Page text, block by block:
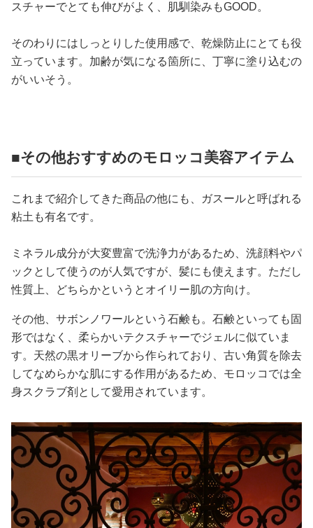
スチャーでとても伸びがよく、肌馴染みもGOOD。
そのわりにはしっとりした使用感で、乾燥防止にとても役
立っています。加齢が気になる箇所に、丁寧に塗り込むの
がいいそう。
■その他おすすめのモロッコ美容アイテム
これまで紹介してきた商品の他にも、ガスールと呼ばれる
粘土も有名です。
ミネラル成分が大変豊富で洗浄力があるため、洗顔料やパ
ックとして使うのが人気ですが、髪にも使えます。ただし
性質上、どちらかというとオイリー肌の方向け。
その他、サボンノワールという石鹸も。石鹸といっても固
形ではなく、柔らかいテクスチャーでジェルに似ていま
す。天然の黒オリーブから作られており、古い角質を除去
してなめらかな肌にする作用があるため、モロッコでは全
身スクラブ剤として愛用されています。